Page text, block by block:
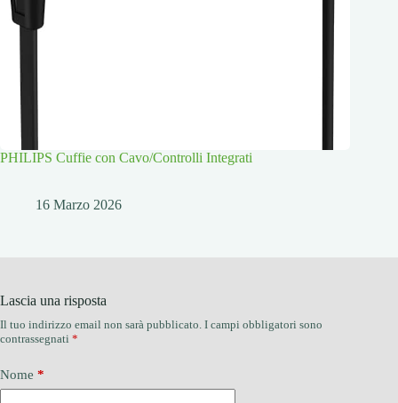
PHILIPS Cuffie con Cavo/Controlli Integrati
16 Marzo 2026
Lascia una risposta
Il tuo indirizzo email non sarà pubblicato. I campi obbligatori sono
contrassegnati *
Nome *